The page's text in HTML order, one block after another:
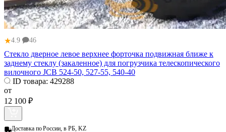
★4.9 46
Стекло дверное левое верхнее форточка подвижная ближе к
заднему стеклу (закаленное) для погрузчика телескопического
вилочного JCB 524-50, 527-55, 540-40
ID товара: 429288
от
12 100 ₽
Доставка поРоссии, в РБ, KZ